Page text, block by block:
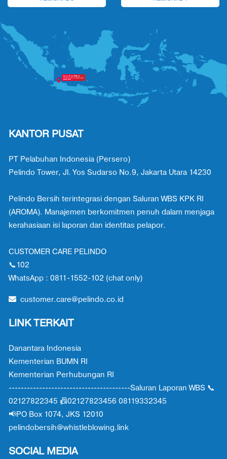
KANTOR PUSAT
PT Pelabuhan Indonesia (Persero)
Pelindo Tower, Jl. Yos Sudarso No.9, Jakarta Utara 14230
Pelindo Bersih terintegrasi dengan Saluran WBS KPK RI
(AROMA). Manajemen berkomitmen penuh dalam menjaga
kerahasiaan isi laporan dan identitas pelapor.
CUSTOMER CARE PELINDO
📞102
WhatsApp : 0811-1552-102 (chat only)
customer.care@pelindo.co.id
LINK TERKAIT
Danantara Indonesia
Kementerian BUMN RI
Kementerian Perhubungan RI
----------------------------------------Saluran Laporan WBS 📞
02127822345 📠02127823456 08119332345
📢PO Box 1074, JKS 12010
pelindobersih@whistleblowing.link
SOCIAL MEDIA